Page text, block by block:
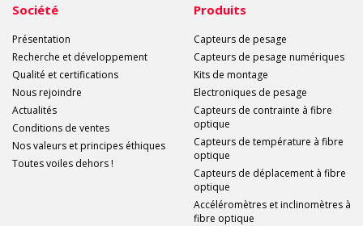
Société
Présentation
Recherche et développement
Qualité et certifications
Nous rejoindre
Actualités
Conditions de ventes
Nos valeurs et principes éthiques
Toutes voiles dehors !
Produits
Capteurs de pesage
Capteurs de pesage numériques
Kits de montage
Electroniques de pesage
Capteurs de contrainte à fibre
optique
Capteurs de température à fibre
optique
Capteurs de déplacement à fibre
optique
Accéléromètres et inclinomètres à
fibre optique